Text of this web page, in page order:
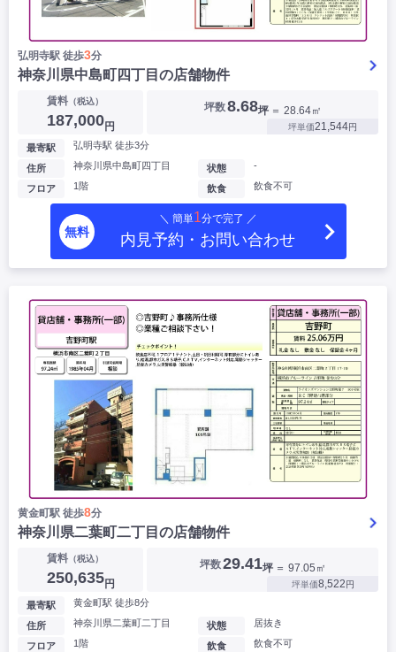
弘明寺駅 徒歩3分
神奈川県中島町四丁目の店舗物件
賃料（税込）
187,000円
坪数8.68坪 ＝ 28.64㎡
坪単価21,544円
最寄駅 弘明寺駅 徒歩3分
住所 神奈川県中島町四丁目
フロア 1階
状態 -
飲食 飲食不可
無料
＼ 簡単1分で完了 ／
内見予約・お問い合わせ
黄金町駅 徒歩8分
神奈川県二葉町二丁目の店舗物件
賃料（税込）
250,635円
坪数29.41坪 ＝ 97.05㎡
坪単価8,522円
最寄駅 黄金町駅 徒歩8分
住所 神奈川県二葉町二丁目
フロア 1階
状態 居抜き
飲食 飲食不可